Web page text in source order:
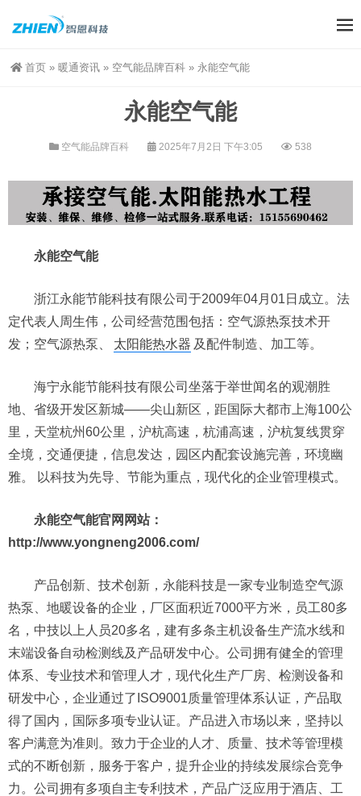
首页 » 暖通资讯 » 空气能品牌百科 » 永能空气能
永能空气能
空气能品牌百科 2025年7月2日 下午3:05 538
永能空气能
浙江永能节能科技有限公司于2009年04月01日成立。法
定代表人周生伟，公司经营范围包括：空气源热泵技术开
发；空气源热泵、
太阳能热水器 及配件制造、加工等。
海宁永能节能科技有限公司坐落于举世闻名的观潮胜
地、省级开发区新城——尖山新区，距国际大都市上海100公
里，天堂杭州60公里，沪杭高速，杭浦高速，沪杭复线贯穿
全境，交通便捷，信息发达，园区内配套设施完善，环境幽
雅。 以科技为先导、节能为重点，现代化的企业管理模式。
永能空气能官网网站：
http://www.yongneng2006.com/
产品创新、技术创新，永能科技是一家专业制造空气源
热泵、地暖设备的企业，厂区面积近7000平方米，员工80多
名，中技以上人员20多名，建有多条主机设备生产流水线和
末端设备自动检测线及产品研发中心。公司拥有健全的管理
体系、专业技术和管理人才，现代化生产厂房、检测设备和
研发中心，企业通过了ISO9001质量管理体系认证，产品取
得了国内，国际多项专业认证。产品进入市场以来，坚持以
客户满意为准则。致力于企业的人才、质量、技术等管理模
式的不断创新，服务于客户，提升企业的持续发展综合竞争
力。公司拥有多项自主专利技术，产品广泛应用于酒店、工